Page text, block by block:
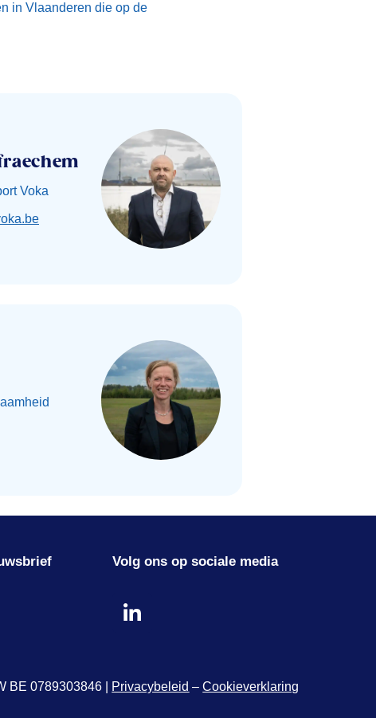
in Vlaanderen die op de
Voka
Volg ons op sociale media
BE 0789303846 | Privacybeleid – Cookieverklaring